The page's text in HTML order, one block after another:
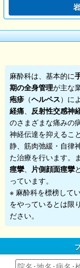
麻酔科は、基本的に
期の全身管理が主な
疱疹 （ヘルペス）に
経痛
反射性交感神
のさまざまな痛みの
神経伝達を抑えるこ
静、筋肉弛緩・自律
た治療を行います。ま
痙攣、 片側顔面痙攣
っています。
※ 麻酔科を標榜して
をやっているとは限
ださい。